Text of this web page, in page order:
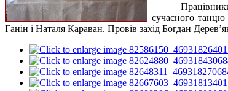
сучасного
Ганін і Наталя Караван. Провів захід Богдан